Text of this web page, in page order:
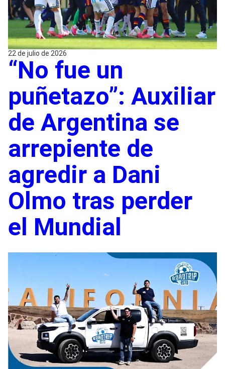
22 de julio de 2026
“No fue un
puñetazo”: Auxiliar
de Argentina se
arrepiente de
agredir a Dani
Olmo tras perder
el Mundial